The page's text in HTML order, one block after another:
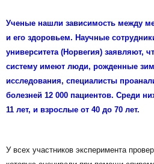
Ученые нашли зависимость между
и его здоровьем. Научные
университета (Норвегия) заявляют,
систему имеют люди, рожденные
исследования, специалисты
болезней 12 000 пациентов. Среди
11 лет, и взрослые от 40 до 70 лет.
У всех участников эксперимента